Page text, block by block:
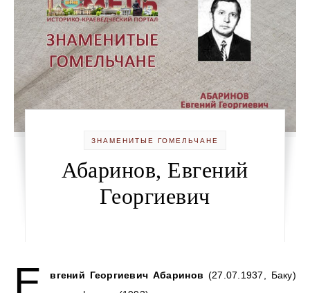
ЗНАМЕНИТЫЕ ГОМЕЛЬЧАНЕ
Абаринов, Евгений
Георгиевич
Е вгений Георгиевич Абаринов (27.07.1937, Баку)